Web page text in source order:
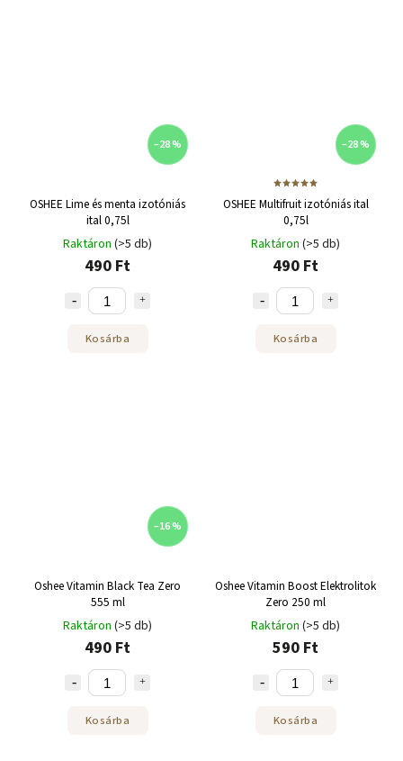
–28 %
OSHEE Lime és menta izotóniás
ital 0,75l
Raktáron (>5 db)
490 Ft
Kosárba
–28 %
OSHEE Multifruit izotóniás ital
0,75l
Raktáron (>5 db)
490 Ft
Kosárba
–16 %
Oshee Vitamin Black Tea Zero
555 ml
Raktáron (>5 db)
490 Ft
Kosárba
Oshee Vitamin Boost Elektrolitok
Zero 250 ml
Raktáron (>5 db)
590 Ft
Kosárba